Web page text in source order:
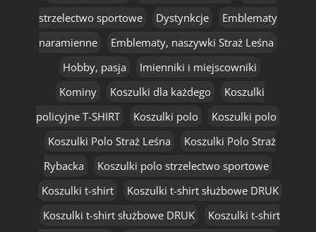
strzelectwo sportowe
Dystynkcje
Emblematy
naramienne
Emblematy, naszywki Straż Leśna
Hobby, pasja
Imienniki i miejscowniki
Kominy
Koszulki dla każdego
Koszulki
policyjne T-SHIRT
Koszulki polo
Koszulki polo
Koszulki Polo Straż Leśna
Koszulki Polo Straż
Rybacka
Koszulki polo strzelectwo sportowe
Koszulki t-shirt
Koszulki t-shirt służbowe DRUK
Koszulki t-shirt służbowe DRUK
Koszulki t-shirt